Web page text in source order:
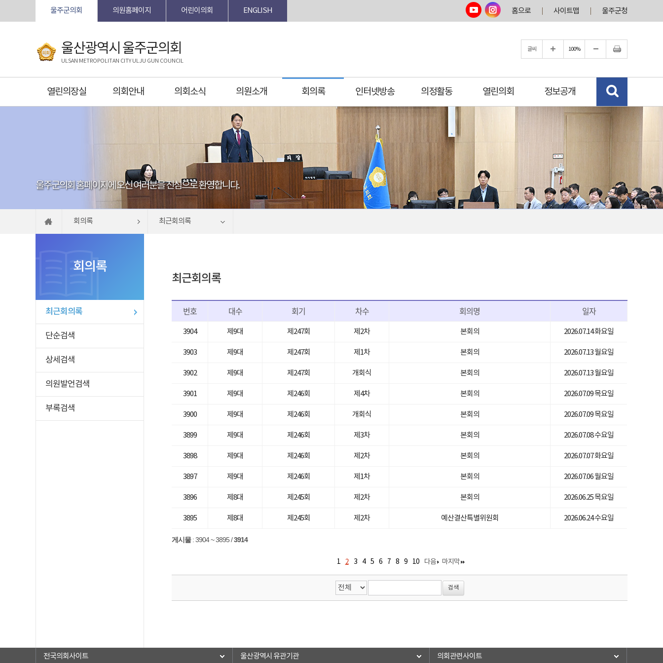
본문바로가기
울주군의회 의원홈페이지 어린이의회 ENGLISH 홈으로 사이트맵 울주군청
울산광역시 울주군의회
ULSAN METROPOLITAN CITY ULJU GUN COUNCIL
글씨 100%
열린의장실 의회안내 의회소식 의원소개 회의록 인터넷방송 의정활동 열린의회 정보공개
울주군의회 홈페이지에 오신 여러분을 진심으로 환영합니다.
회의록 최근회의록
회의록
최근회의록
단순검색
상세검색
의원발언검색
부록검색
최근회의록
번호 대수 회기 차수 회의명 일자
3904 제9대 제247회 제2차 본회의 2026.07.14 화요일
3903 제9대 제247회 제1차 본회의 2026.07.13 월요일
3902 제9대 제247회 개회식 본회의 2026.07.13 월요일
3901 제9대 제246회 제4차 본회의 2026.07.09 목요일
3900 제9대 제246회 개회식 본회의 2026.07.09 목요일
3899 제9대 제246회 제3차 본회의 2026.07.08 수요일
3898 제9대 제246회 제2차 본회의 2026.07.07 화요일
3897 제9대 제246회 제1차 본회의 2026.07.06 월요일
3896 제8대 제245회 제2차 본회의 2026.06.25 목요일
3895 제8대 제245회 제2차 예산결산특별위원회 2026.06.24 수요일
게시물: 3904 ~ 3895 /3914
1 2 3 4 5 6 7 8 9 10 다음 마지막
전국의회사이트 울산광역시 유관기관 의회관련사이트